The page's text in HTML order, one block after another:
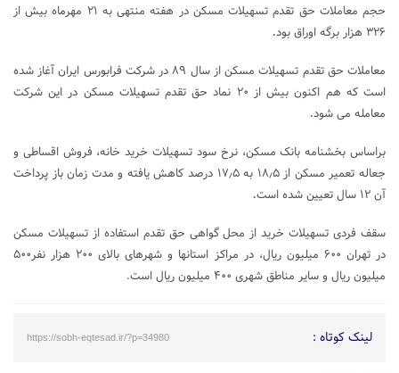
حجم معاملات حق تقدم تسهیلات مسکن در هفته منتهی به ۲۱ مهرماه بیش از
۳۲۶ هزار برگه اوراق بود
.
معاملات حق تقدم تسهیلات مسکن از سال ۸۹ در شرکت فرابورس ایران آغاز شده
است که هم اکنون بیش از ۲۰ نماد حق تقدم تسهیلات مسکن در این شرکت
معامله می شود.
براساس بخشنامه بانک مسکن، نرخ سود تسهیلات خرید خانه، فروش اقساطی و
جعاله تعمیر مسکن از ۱۸٫۵ به ۱۷٫۵ درصد کاهش یافته و مدت زمان باز پرداخت
آن ۱۲ سال تعیین شده است
.
سقف فردی تسهیلات خرید از محل گواهی حق تقدم استفاده از تسهیلات مسکن
در تهران ۶۰۰ میلیون ریال، در مراکز استانها و شهرهای بالای ۲۰۰ هزار نفر۵۰۰
میلیون ریال و سایر مناطق شهری ۴۰۰ میلیون ریال است.
لینک کوتاه : https://sobh-eqtesad.ir/?p=34980